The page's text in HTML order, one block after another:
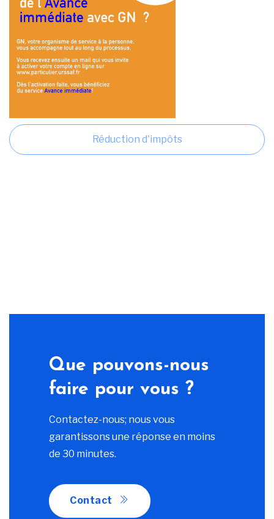
Réduction d'impôts
Que pouvons-nous
faire pour vous ?
Contactez-nous; nous vous
garantissons une réponse en moins
de 30 minutes.
Contact